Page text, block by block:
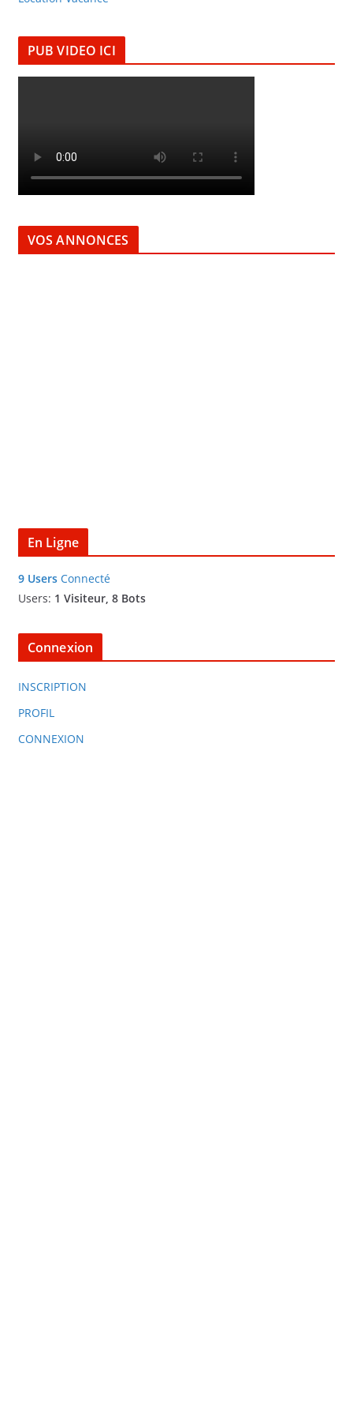
PUB VIDEO ICI
VOS ANNONCES
En Ligne
9 UsersConnecté
Users: 1 Visiteur, 8 Bots
Connexion
INSCRIPTION
PROFIL
CONNEXION